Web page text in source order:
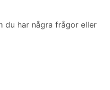
du har några frågor eller